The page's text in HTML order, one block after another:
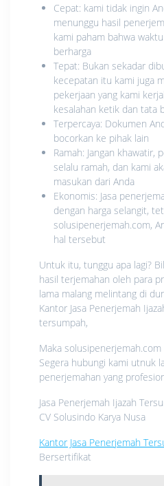
Cepat: kami tidak ingin
menunggu hasil
kami paham bahwa
berharga
Tepat: Bukan sekadar
kecepatan itu kami juga
pekerjaan yang kami
kesalahan ketik dan tata
Terpercaya: Dokumen
bocorkan ke pihak lain
Ramah: Jangan khawatir,
selalu ramah, dan kami
masukan dari Anda
Ekonomis: Jasa
dengan harga selangit,
solusipenerjemah.com,
hal tersebut
Untuk itu, tunggu apa lagi?
hasil terjemahan oleh para
lama malang melintang di
Kantor Jasa Penerjemah
tersumpah,
Maka solusipenerjemah.com
Segera hubungi kami utnuk
penerjemahan yang
Jasa Penerjemah Ijazah
CV Solusindo Karya Nusa
Kantor Jasa Penerjemah
Bersertifikat